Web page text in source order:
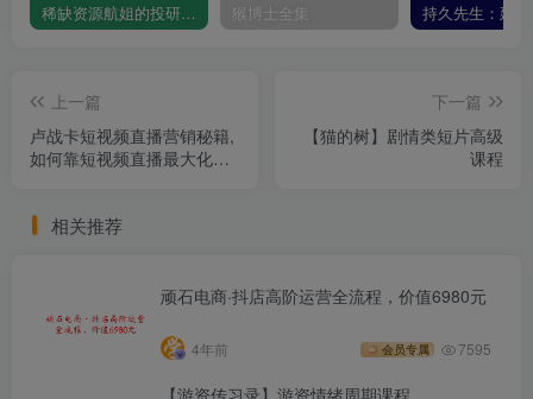
稀缺资源航姐的投研圈-价投高阶选股课程学习视频资源 猴博士全集
上一篇
卢战卡短视频直播营销秘籍,
如何靠短视频直播最大化引
下一篇
【猫的树】剧情类短片高级
课程
相关推荐
顽石电商·抖店高阶运营全流程，价值6980元
4年前 会员专属 7595